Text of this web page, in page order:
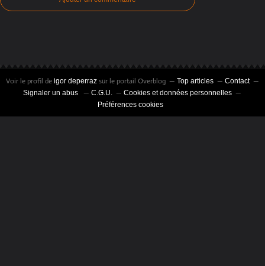
Voir le profil de igor deperraz sur le portail Overblog Top articles
Contact
Signaler un abus
C.G.U.
Cookies et données personnelles
Préférences cookies